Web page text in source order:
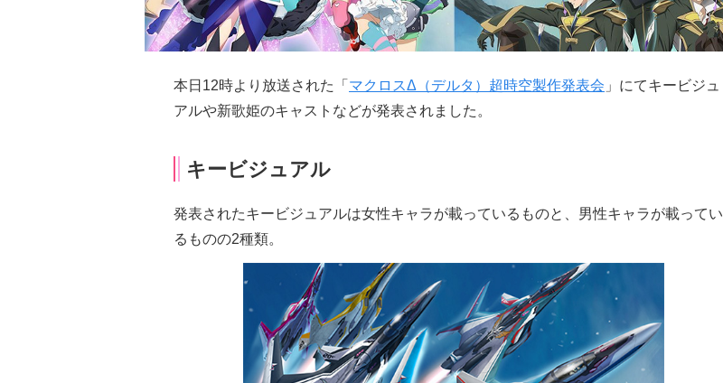
本日12時より放送された「 マクロスΔ（デルタ）超時空製作発表会 」にてキービジュ
アルや新歌姫のキャストなどが発表されました。
キービジュアル
発表されたキービジュアルは女性キャラが載っているものと、男性キャラが載ってい
るものの2種類。